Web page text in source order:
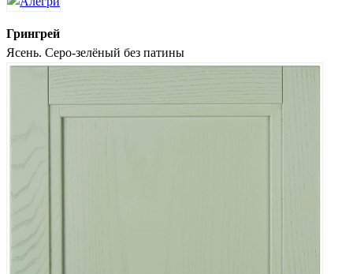
Грингрей
Ясень. Серо-зелёный без патины